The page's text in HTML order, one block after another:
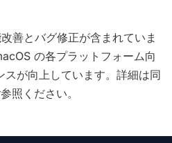
善とバグ修正が含まれていま
の各プラットフォーム向
スが向上しています。詳細は同
照ください。